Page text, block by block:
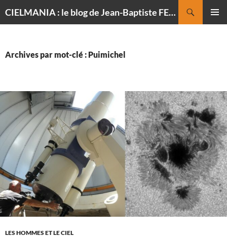
CIELMANIA : le blog de Jean-Baptiste FELDMANN, photographe du ciel
Archives par mot-clé : Puimichel
LES HOMMES ET LE CIEL